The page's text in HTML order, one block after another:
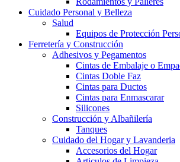
Cuidado Personal y Belleza
Salud
Equipos de Protección
Ferretería y Construcción
Adhesivos y Pegamentos
Cintas de Embalaje o
Cintas Doble Faz
Cintas para Ductos
Cintas para Enmascarar
Silicones
Construcción y Albañilería
Tanques
Cuidado del Hogar y Lavanderia
Accesorios del Hogar